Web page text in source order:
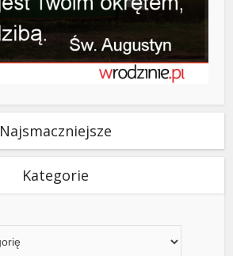
Najsmaczniejsze
Kategorie